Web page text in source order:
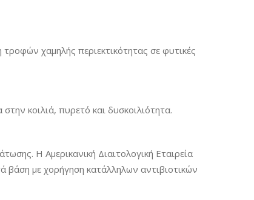
χαμηλής περιεκτικότητας σε φυτικές
κοιλιά, πυρετό και δυσκοιλιότητα.
Η Αμερικανική Διαιτολογική Εταιρεία
βάση με χορήγηση κατάλληλων αντιβιοτικών